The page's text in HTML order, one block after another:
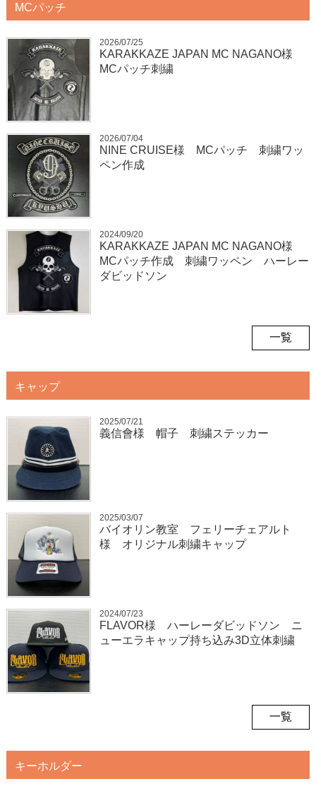
MCパッチ
2026/07/25
KARAKKAZE JAPAN MC NAGANO様
MCパッチ刺繍
2026/07/04
NINE CRUISE様 MCパッチ 刺繍ワッ
ペン作成
2024/09/20
KARAKKAZE JAPAN MC NAGANO様
MCパッチ作成 刺繍ワッペン ハーレー
ダビッドソン
一覧
キャップ
2025/07/21
義信會様 帽子 刺繍ステッカー
2025/03/07
バイオリン教室 フェリーチェアルト
様 オリジナル刺繍キャップ
2024/07/23
FLAVOR様 ハーレーダビッドソン ニ
ューエラキャップ持ち込み3D立体刺繍
一覧
キーホルダー